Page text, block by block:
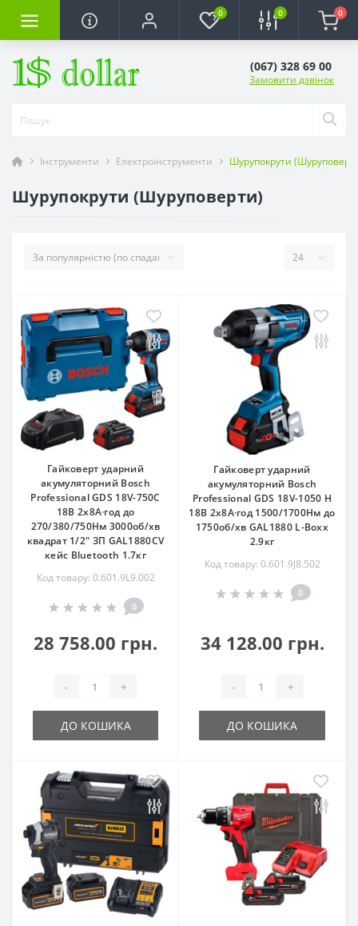
0 0 0
(067) 328 69 00
Замовити дзвінок
Інструменти Електроінструменти Шурупокрути
Шурупокрути (Шуруповерти)
Гайковерт ударний
акумуляторний Bosch
Professional GDS 18V-750C
18В 2x8А·год до
270/380/750Нм 3000об/хв
квадрат 1/2" ЗП GAL1880CV
кейс Bluetooth 1.7кг
Код товару: 0.601.9L9.002
0
28 758.00 грн.
- +
ДО КОШИКА
Гайковерт ударний
акумуляторний Bosch
Professional GDS 18V-1050 H
18В 2x8А·год 1500/1700Нм до
1750об/хв GAL1880 L-Boxx
2.9кг
Код товару: 0.601.9J8.502
0
34 128.00 грн.
- +
ДО КОШИКА